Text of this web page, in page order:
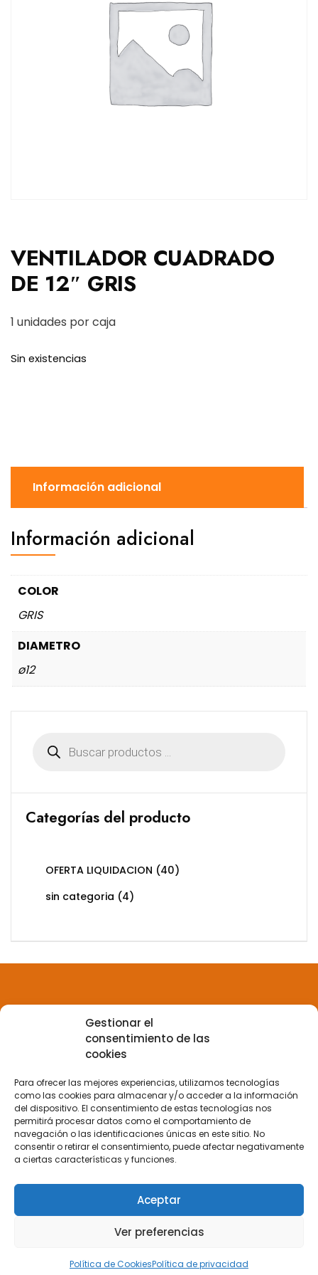
Gestionar el
consentimiento de las
cookies
Para ofrecer las mejores experiencias, utilizamos tecnologías
como las cookies para almacenar y/o acceder a la información
del dispositivo. El consentimiento de estas tecnologías nos
permitirá procesar datos como el comportamiento de
navegación o las identificaciones únicas en este sitio. No
consentir o retirar el consentimiento, puede afectar negativamente
a ciertas características y funciones.
Aceptar
Ver preferencias
Política de CookiesPolítica de privacidad
VENTILADOR CUADRADO
DE 12″ GRIS
1 unidades por caja
Sin existencias
Información adicional
Información adicional
COLOR
GRIS
DIAMETRO
ø12
productos
Categorías del producto
OFERTA LIQUIDACION (40)
sin categoria (4)
Política de privacidad
Política de Cookies
Terminos y condiciones
ENBAGRI S.L.